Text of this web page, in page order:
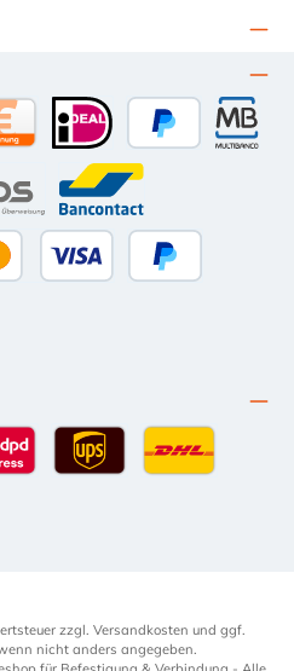
Kauf auf Rechnung (10 Tage Netto)
iDEAL
eps Bancontact
Überweisung
zzgl. Versandkosten und ggf.
nicht anders angegeben.